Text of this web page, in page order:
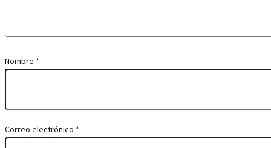
Nombre *
Correo electrónico *